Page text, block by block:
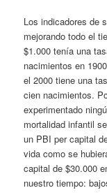
Los indicadores de
mejorando todo el
$1.000 tenía una
nacimientos en
el 2000 tiene una
cien nacimientos.
experimentado
mortalidad infantil
un PBI per capital
vida como se
capital de $30.000
nuestro tiempo: